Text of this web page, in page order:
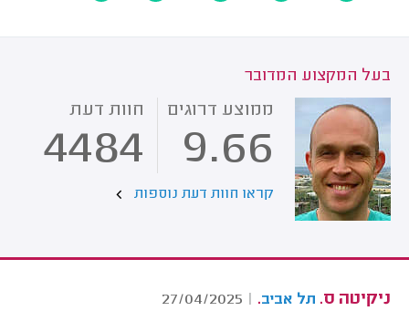
בעל המקצוע המדובר
ממוצע דרוגים
9.66
חוות דעת
4484
קראו חוות דעת נוספות
ניקיטה ס. תל אביב.
|
27/04/2025